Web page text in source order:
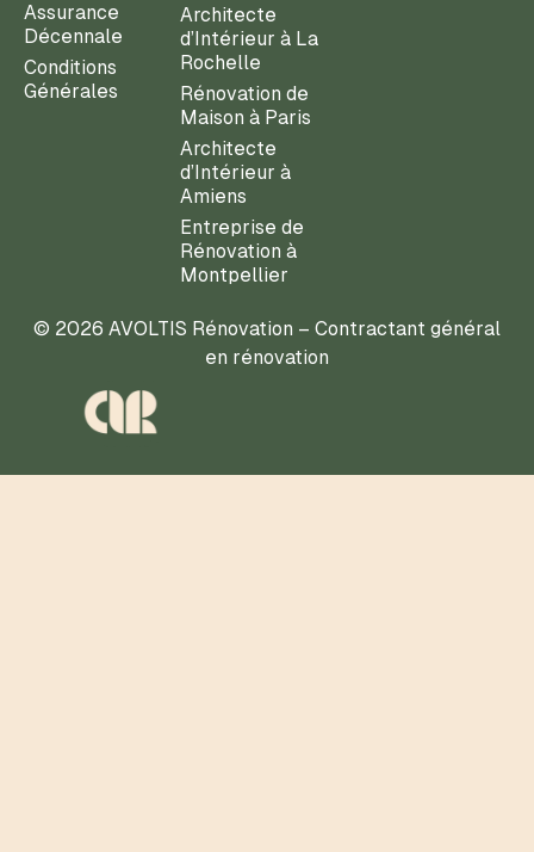
Assurance
Décennale
Conditions
Générales
Architecte
d’Intérieur à La
Rochelle
Rénovation de
Maison à Paris
Architecte
d’Intérieur à
Amiens
Entreprise de
Rénovation à
Montpellier
© 2026 AVOLTIS Rénovation – Contractant général
en rénovation